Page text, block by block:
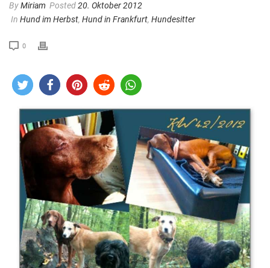
ByMiriam Posted20. Oktober 2012
In Hund im Herbst, Hund in Frankfurt, Hundesitter
0